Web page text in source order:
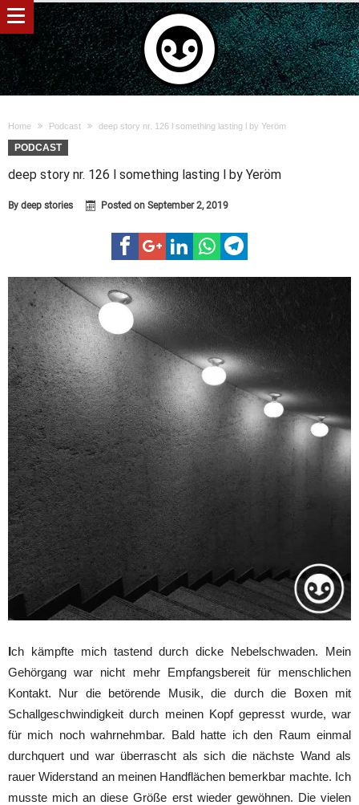
Home Podcast deep story nr. 126 l something lasting l by Yeröm
PODCAST
deep story nr. 126 l something lasting l by Yeröm
By deep stories Posted on September 2, 2019
Ich kämpfte mich tastend durch dicke Nebelschwaden. Mein
Gehörgang war nicht mehr Empfangsbereit für menschlichen
Kontakt. Nur die betörende Musik, die durch die Boxen mit
Schallgeschwindigkeit durch meinen Kopf gepresst wurde, war
für mich noch wahrnehmbar. Bald hatte ich den Raum einmal
durchquert und war überrascht als sich die nächste Wand als
rauer Widerstand an meinen Handflächen bemerkbar machte. Ich
musste mich an diese Größe erst wieder gewöhnen. Die vielen